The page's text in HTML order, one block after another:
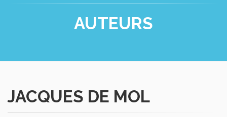
AUTEURS
JACQUES DE MOL